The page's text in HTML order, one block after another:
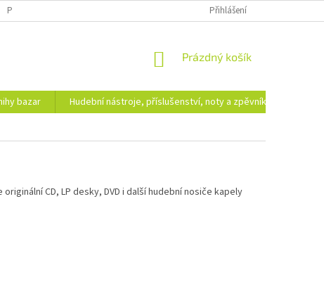
PODMÍNKY OCHRANY OSOBNÍCH ÚDAJŮ DOPRAVA A PLATBA
Přihlášení
NÁKUPNÍ
Prázdný košík
bazar Hudební nástroje, příslušenství, noty a zpěvníky
CD, LP desky, DVD i další hudební nosiče kapely